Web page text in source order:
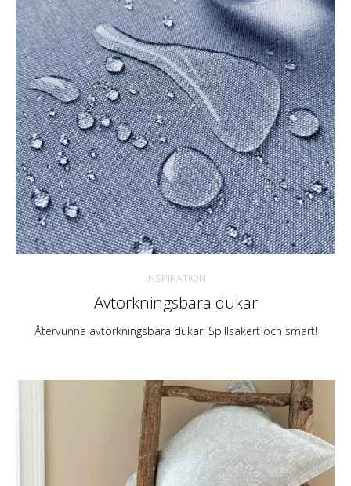
INSPIRATION
Avtorkningsbara dukar
Återvunna avtorkningsbara dukar: Spillsäkert och smart!